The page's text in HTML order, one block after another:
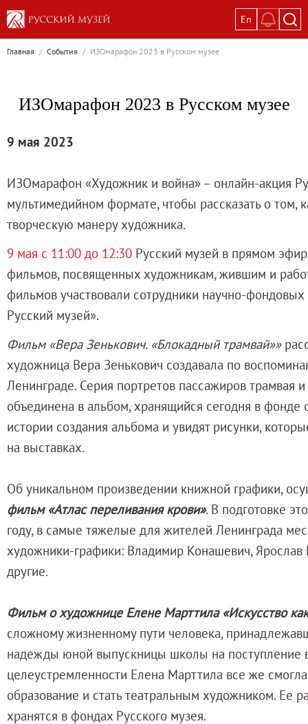
En
Выставки
Пётр Кончаловский. Сад в цвету
Памяти Киры Владимировны
Постоянные экспозиции
Постоянная экспозиция «Наш
Русское искусство первой половины
Древнерусское искусство ХII—XVII
Русское искусство XVIII века
Русское искусство второй половины
Русское народное искусство XVII-XXI
Будущие выставки
Выездные выставки
Садко
Михаил Нестеров
Эпоха Императора Александра III и её
Архип Куинджи. Иллюзия света
Наш авангард
Справочная информация
О билетах, льготах и услугах
Правила покупки и возврата билетов
Высказать мнение / Сообщить о проблеме
Главная / События / ИЗОмарафон 2023 в Русском музее
ИЗОмарафон 2023 в Русском музее
9 мая 2023
ИЗОмарафон «Художник и война» – онлайн-акция
мультимедийном формате, чтобы рассказать о том,
творческую манеру художника.
9 мая с 11:00 до 12:30 Русский музей в прямом
фильмов, посвященных художникам, жившим и
фильмов участвовали сотрудники научно-
Русский музей».
Фильм «Вера Зенькович. «Блокадный трамвай»»
художница Вера Зенькович создавала по
Ленинграде. Серия портретов пассажиров
объединена в альбом, хранящийся сегодня в фонде
истории создания альбома и увидят рисунки,
на выставках.
Об уникальном произведении книжной графики,
фильм «Атлас переливания крови». В подготовке
году, в самые тяжелые для жителей Ленинграда
художники-графики: Владимир Конашевич,
другие.
Фильм о художнице Елене Марттила «Искусство
сложному жизненному пути человека,
надежды юной выпускницы школы на поступление
целеустремленности Елена Марттила все же
образование и стать театральным художником. Ее
хранятся в фондах Русского музея.